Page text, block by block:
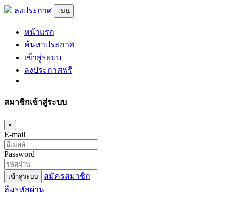
ลงประกาศ เมนู
หน้าแรก
ค้นหาประกาศ
เข้าสู่ระบบ
ลงประกาศฟรี
สมาชิกเข้าสู่ระบบ
×
E-mail
Password
เข้าสู่ระบบ
สมัครสมาชิก
ลืมรหัสผ่าน